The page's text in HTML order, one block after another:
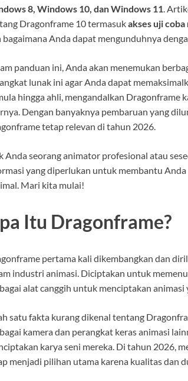
8, Windows 10, dan Windows 11.
Dragonframe 10 termasukakses uji
bagaimana Anda dapat mengunduhnya
panduan ini, Anda akan menemukan
lunak ini agar Anda dapat
hingga ahli, mengandalkan Dragonframe
Dengan banyaknya pembaruan yang
tetap relevan di tahun 2026.
Anda seorang animator profesional atau
yang diperlukan untuk membantu
Mari kita mulai!
Itu Dragonframe?
pertama kali dikembangkan dan
industri animasi. Diciptakan untuk
alat canggih untuk menciptakan animasi
satu fakta kurang dikenal tentang
kamera dan perangkat keras animasi
karya seni mereka. Di tahun 2026,
menjadi pilihan utama karena kualitas dan